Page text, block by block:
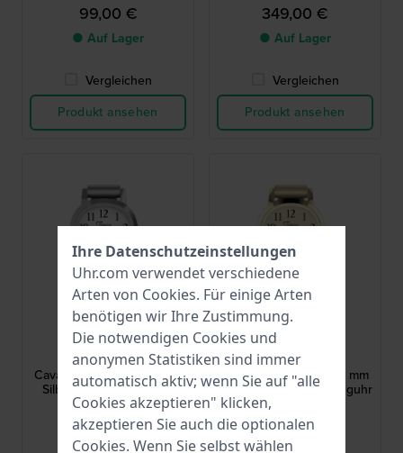
99,00 €
● Auf Lager
Vergleichen
Produkt ansehen
349,00 €
● Auf Lager
Vergleichen
Produkt ansehen
Timex
TW2Y70700
Cavatina Ringwatch 16 mm
Silberfarbene Quarzuhr
109,00 €
Timex
TW2Y70800
Cavatina Ringwatch 16 mm
Goldfarbene Quarz-Ringuhr
119,00 €
Ihre Datenschutzeinstellungen
Uhr.com verwendet verschiedene
Arten von Cookies. Für einige Arten
benötigen wir Ihre Zustimmung.
Die notwendigen Cookies und
anonymen Statistiken sind immer
automatisch aktiv; wenn Sie auf "alle
Cookies akzeptieren" klicken,
akzeptieren Sie auch die optionalen
Cookies. Wenn Sie selbst wählen